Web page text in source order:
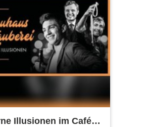
Illusionen im Café